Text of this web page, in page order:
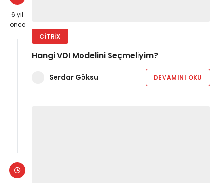
6 yıl
önce
CITRIX
Hangi VDI Modelini Seçmeliyim?
Serdar Göksu DEVAMINI OKU